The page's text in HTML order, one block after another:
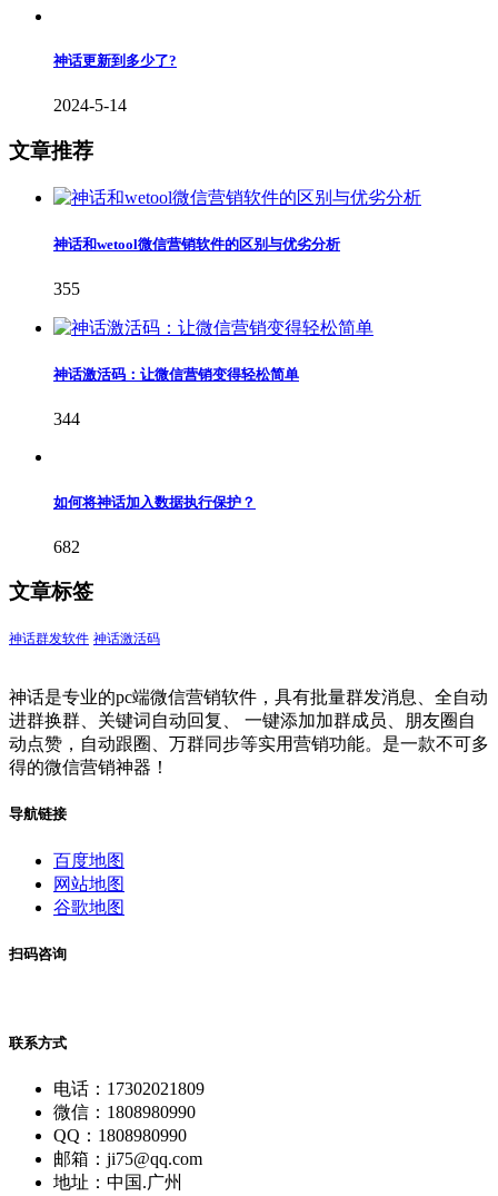
神话更新到多少了?
2024-5-14
文章推荐
神话和wetool微信营销软件的区别与优劣分析
355
神话激活码：让微信营销变得轻松简单
344
如何将神话加入数据执行保护？
682
文章标签
神话群发软件 神话激活码
神话是专业的pc端微信营销软件，具有批量群发消息、全自动
进群换群、关键词自动回复、 一键添加加群成员、朋友圈自
动点赞，自动跟圈、万群同步等实用营销功能。是一款不可多
得的微信营销神器！
导航链接
百度地图
网站地图
谷歌地图
扫码咨询
联系方式
电话：17302021809
微信：1808980990
QQ：1808980990
邮箱：ji75@qq.com
地址：中国.广州